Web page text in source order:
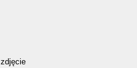
zdjęcie